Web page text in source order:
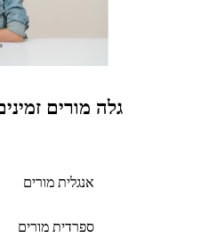
גלה מורים
אנגלית מורים
ספרדית מורים